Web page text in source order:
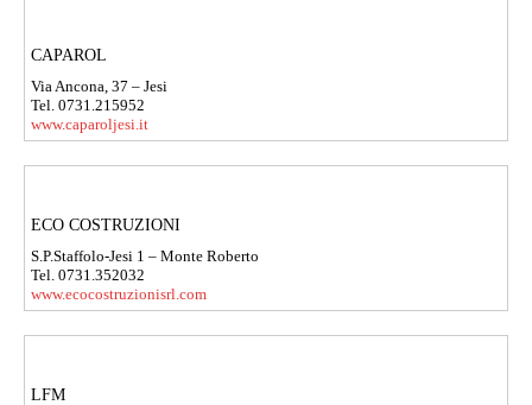
CAPAROL
Via Ancona, 37 – Jesi
Tel. 0731.215952
www.caparoljesi.it
ECO COSTRUZIONI
S.P.Staffolo-Jesi 1 – Monte Roberto
Tel. 0731.352032
www.ecocostruzionisrl.com
LFM